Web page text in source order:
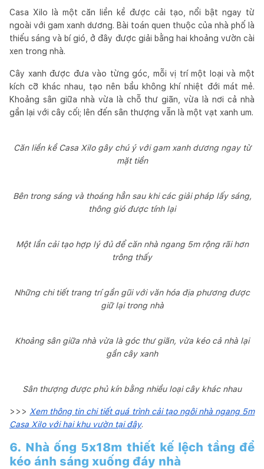
Casa Xilo là một căn liền kề được cải tạo, nổi bật ngay từ
ngoài với gam xanh dương. Bài toán quen thuộc của nhà phố là
thiếu sáng và bí gió, ở đây được giải bằng hai khoảng vườn cài
xen trong nhà.
Cây xanh được đưa vào từng góc, mỗi vị trí một loại và một
kích cỡ khác nhau, tạo nên bầu không khí nhiệt đới mát mẻ.
Khoảng sân giữa nhà vừa là chỗ thư giãn, vừa là nơi cả nhà
gần lại với cây cối; lên đến sân thượng vẫn là một vạt xanh um.
Căn liền kề Casa Xilo gây chú ý với gam xanh dương ngay từ
mặt tiền
Bên trong sáng và thoáng hẳn sau khi các giải pháp lấy sáng,
thông gió được tính lại
Một lần cải tạo hợp lý đủ để căn nhà ngang 5m rộng rãi hơn
trông thấy
Những chi tiết trang trí gần gũi với văn hóa địa phương được
giữ lại trong nhà
Khoảng sân giữa nhà vừa là góc thư giãn, vừa kéo cả nhà lại
gần cây xanh
Sân thượng được phủ kín bằng nhiều loại cây khác nhau
>>> Xem thông tin chi tiết quá trình cải tạo ngôi nhà ngang 5m
Casa Xilo với hai khu vườn tại đây.
6. Nhà ống 5x18m thiết kế lệch tầng để
kéo ánh sáng xuống đáy nhà